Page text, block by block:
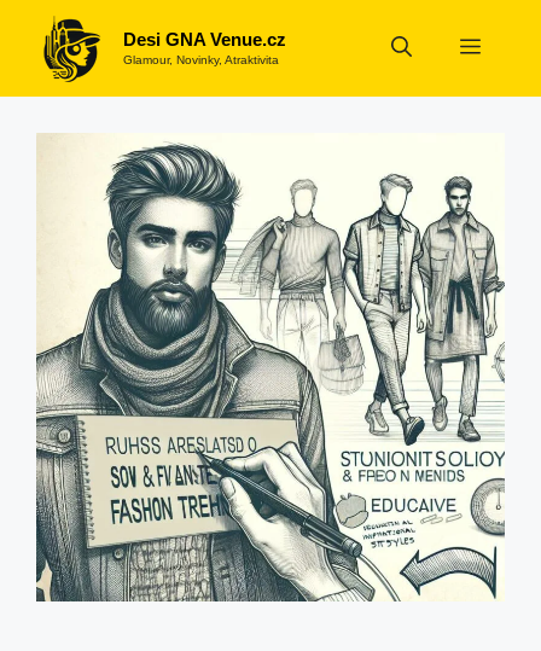
Přeskočit
obsah
Desi GNA Venue.cz
Glamour, Novinky, Atraktivita
Menu